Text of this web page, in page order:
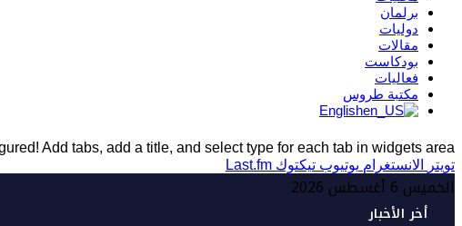
برلمان
دوليات
مقالات
بودكاست
فعاليات
مكتبة طروس
English
Add tabs, add a title, and select type for each tab in widgets area.
تويتر
الانستغرام يوتيوب تيكتوك Last.fm
الخميس 6 أغسطس 2026
أخر الأخبار